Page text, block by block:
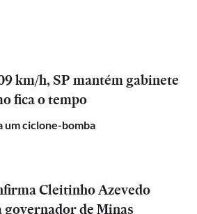
km/h, SP mantém gabinete
fica o tempo
um ciclone-bomba
Cleitinho Azevedo
governador de Minas